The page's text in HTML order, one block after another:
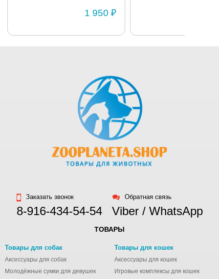
1 950 ₽
Заказать звонок
8-916-434-54-54
Обратная связь
Viber / WhatsApp
ТОВАРЫ
Товары для собак
Аксессуары для собак
Молодёжные сумки для девушек
Товары для кошек
Аксессуары для кошек
Игровые комплексы для кошек